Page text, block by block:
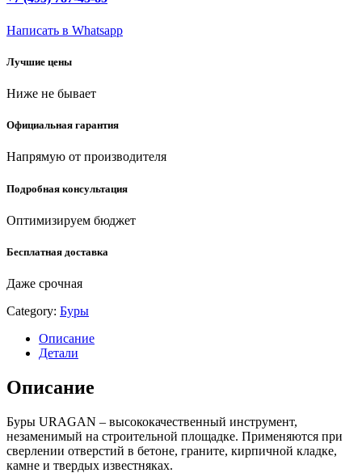
110,
х
6
160,
х
10
мм,
SDS-
буров
25554-
quantity
Написать в Whatsapp
Лучшие цены
Ниже не бывает
Официальная гарантия
Напрямую от производителя
Подробная консультация
Оптимизируем бюджет
Бесплатная доставка
Даже срочная
Category: Буры
Описание
Детали
Описание
Буры URAGAN – высококачественный инструмент,
незаменимый на строительной площадке. Применяются при
сверлении отверстий в бетоне, граните, кирпичной кладке,
камне и твердых известняках.